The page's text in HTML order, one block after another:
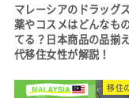
マレーシアのドラッグス
薬やコスメはどんなも
てる？日本商品の品揃
代移住女性が解説！
移住